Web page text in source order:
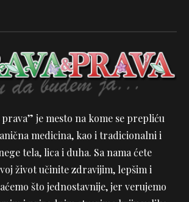
je mesto na kome se prepliću
medicina, kao i tradicionalni i
tela, lica i duha. Sa nama ćete
život učinite zdravijim, lepšim i
što jednostavnije, jer verujemo